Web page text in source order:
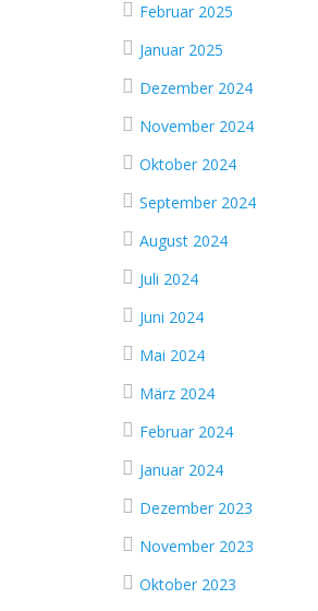
Februar 2025
Januar 2025
Dezember 2024
November 2024
Oktober 2024
September 2024
August 2024
Juli 2024
Juni 2024
Mai 2024
März 2024
Februar 2024
Januar 2024
Dezember 2023
November 2023
Oktober 2023